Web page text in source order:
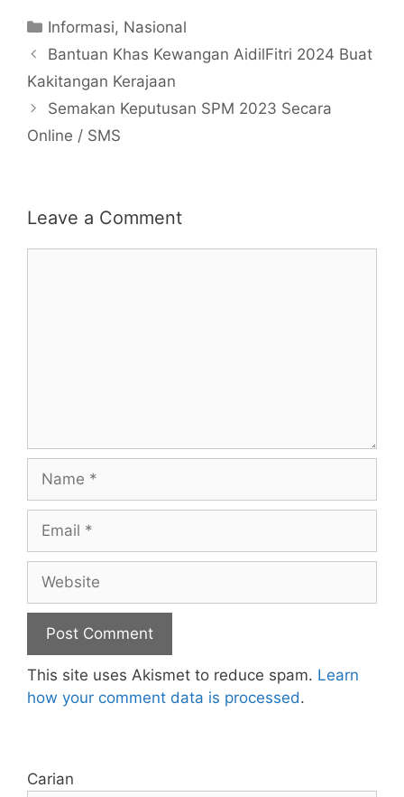
Categories
Informasi, Nasional
Bantuan Khas Kewangan AidilFitri 2024 Buat
Kakitangan Kerajaan
Semakan Keputusan SPM 2023 Secara
Online / SMS
Leave a Comment
This site uses Akismet to reduce spam. Learn
how your comment data is processed.
Carian